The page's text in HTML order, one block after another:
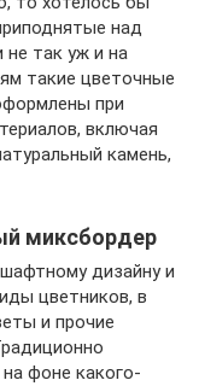
над
не так уж и на
такие цветочные
при
включая
камень,
миксбордер
дизайну и
цветников, в
и прочие
фоне какого-